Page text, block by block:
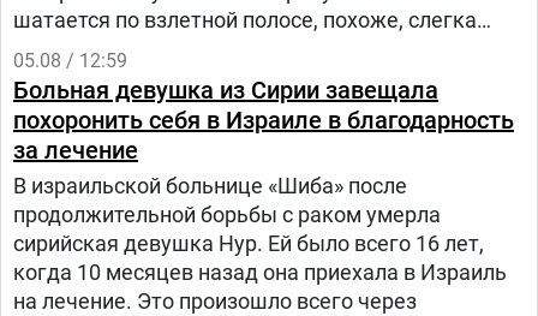
шатается по взлетной полосе, похоже, слегка
прихрамывая", — написал журналист.
05.08 / 12:59
Больная девушка из Сирии завещала
похоронить себя в Израиле в благодарность
за лечение
В израильской больнице «Шиба» после
продолжительной борьбы с раком умерла
сирийская девушка Нур. Ей было всего 16 лет,
когда 10 месяцев назад она приехала в Израиль
на лечение. Это произошло всего через